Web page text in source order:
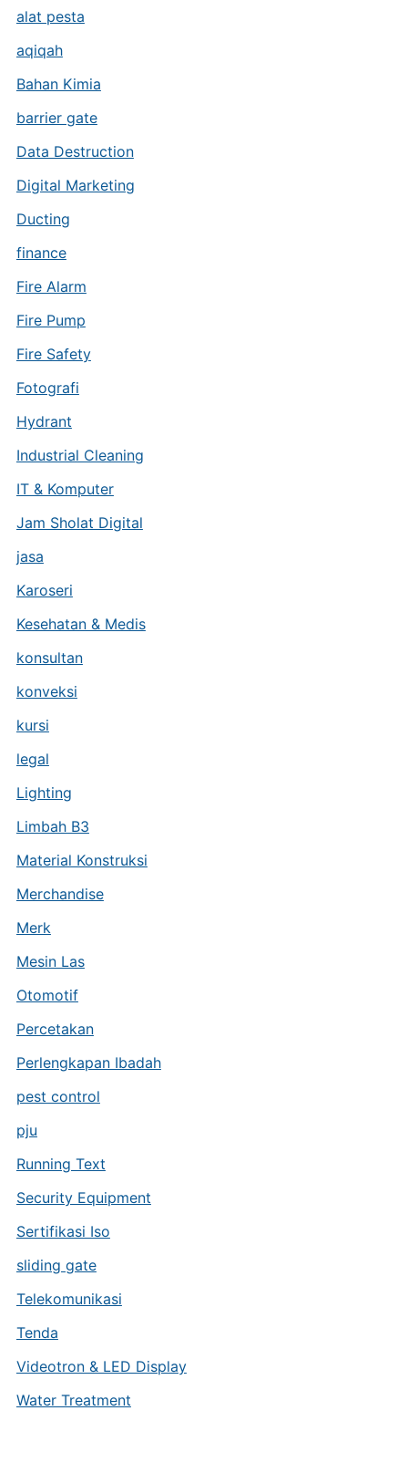
alat pesta
aqiqah
Bahan Kimia
barrier gate
Data Destruction
Digital Marketing
Ducting
finance
Fire Alarm
Fire Pump
Fire Safety
Fotografi
Hydrant
Industrial Cleaning
IT & Komputer
Jam Sholat Digital
jasa
Karoseri
Kesehatan & Medis
konsultan
konveksi
kursi
legal
Lighting
Limbah B3
Material Konstruksi
Merchandise
Merk
Mesin Las
Otomotif
Percetakan
Perlengkapan Ibadah
pest control
pju
Running Text
Security Equipment
Sertifikasi Iso
sliding gate
Telekomunikasi
Tenda
Videotron & LED Display
Water Treatment